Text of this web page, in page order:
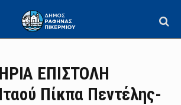
ΕΠΙΣΤΟΛΗ
Πίκπα Πεντέλης-